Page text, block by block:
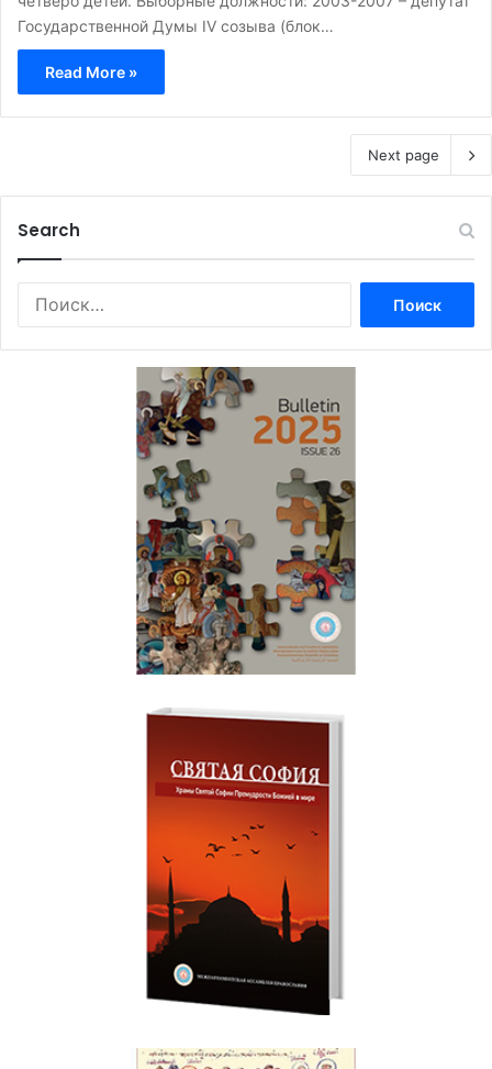
Государственной Думы IV созыва (блок…
Read More »
Next page
Search